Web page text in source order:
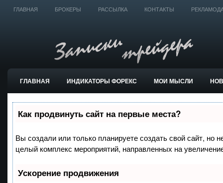
ГЛАВНАЯ БРОКЕРЫ РАССЫЛКА КОНТАКТЫ
ГЛАВНАЯ ИНДИКАТОРЫ ФОРЕКС МОИ МЫСЛИ
ТОРГОВЫЕ СИСТЕМЫ
Как продвинуть сайт на первые места?
Вы создали или только планируете создать свой сайт, но
целый комплекс мероприятий, направленных на
Ускорение продвижения